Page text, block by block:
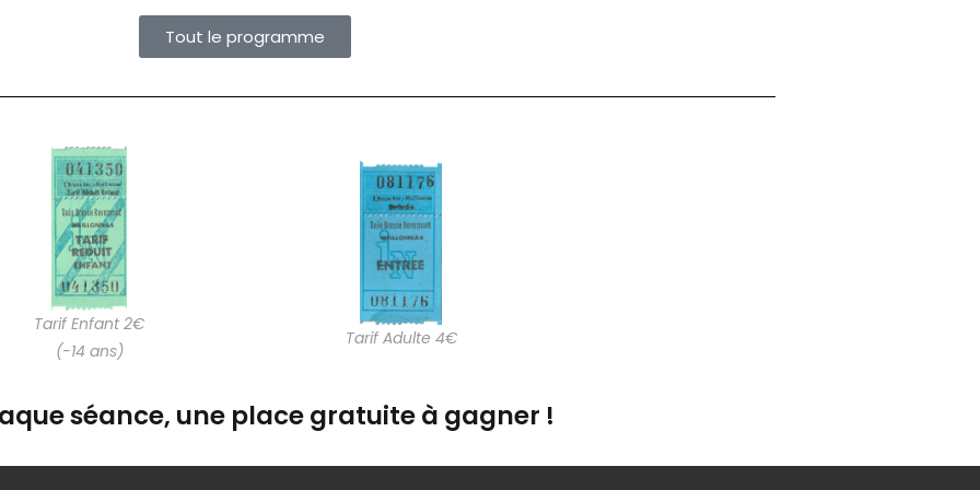
Tout le programme
Tarif Enfant 2€
(-14 ans)
Tarif Adulte 4€
séance, une place gratuite à gagner !